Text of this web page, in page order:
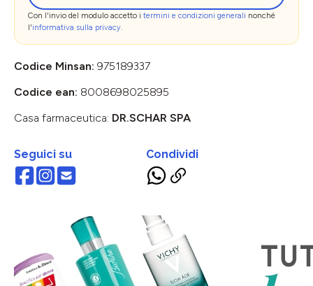
Con l'invio del modulo accetto i termini e condizioni generali nonché
l'informativa sulla privacy.
Codice Minsan: 975189337
Codice ean: 8008698025895
Casa farmaceutica: DR.SCHAR SPA
Seguici su Condividi